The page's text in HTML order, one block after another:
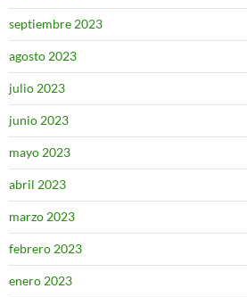
septiembre 2023
agosto 2023
julio 2023
junio 2023
mayo 2023
abril 2023
marzo 2023
febrero 2023
enero 2023